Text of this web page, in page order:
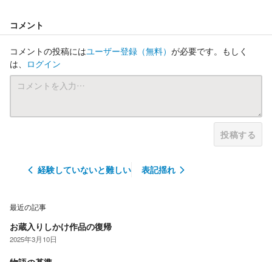
コメント
コメントの投稿にはユーザー登録 （無料） が必要です。もしく
は、 ログイン
投稿する
経験していないと難しい 表記揺れ
最近の記事
お蔵入りしかけ作品の復帰
2025年3月10日